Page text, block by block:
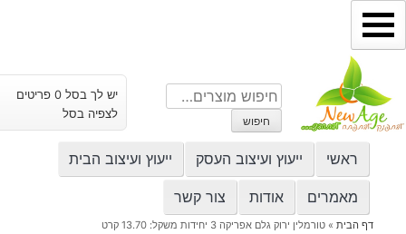
דילוג
לתוכן
חיפוש
עבור:
חיפוש
יש לך בסל 0 פריטים
לצפיה בסל
ראשי ייעוץ ועיצוב העסק ייעוץ ועיצוב הבית
מאמרים אודות צור קשר
דף הבית» טורמלין ירוק גלם אפריקה 3 יחידות משקל: 13.70 קרט